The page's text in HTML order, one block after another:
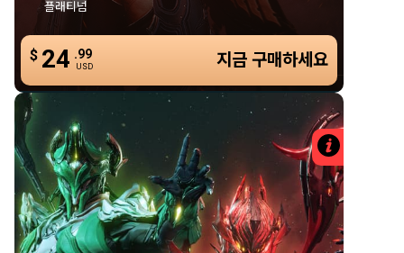
플래티넘
지금 구매하세요
$ 24 .99
USD
메사 에어룸 프렉스
메사 에어룸 글리프
지금 구매하세요 $
24
.99
USD
565 플래티넘